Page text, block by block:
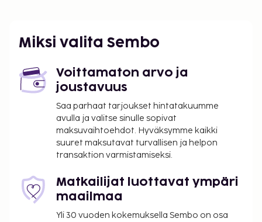
tarjoamiin harrastuksiin/mukavuuksiin kuuluu
yökerho ja sisäuima-allas. Tämän leirintäalueen
internetyhteys, pelihalli/-huone ja piknikalue. Nauti
ruoista tämän leirintäalueen monissa
ruokailupaikoissa, joihin kuuluu 3 ravintolaa ja 2
kahvilaa. Hotellista löytyy 2 baaria, joissa voit
rentoutua päivän päätteeksi.
Majoituspaikka veloittaa seuraavat paikan päällä
sovellettavat verot:
Takuumaksu vaurioiden varalle: 100 GBP per
yöpyminen
Miksi valita Sembo
Voittamaton arvo ja
joustavuus
Saa parhaat tarjoukset hintatakuumme
avulla ja valitse sinulle sopivat
maksuvaihtoehdot. Hyväksymme kaikki
suuret maksutavat turvallisen ja helpon
transaktion varmistamiseksi.
Matkailijat luottavat ympäri
maailmaa
Yli 30 vuoden kokemuksella Sembo on osa